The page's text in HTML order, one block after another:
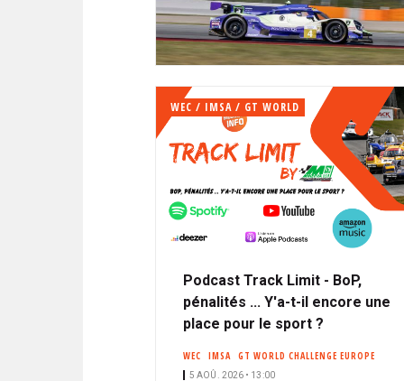
C
I
P
A
E
A
N
WEC / IMSA / GT WORLD
Podcast Track Limit - BoP,
pénalités ... Y'a-t-il encore une
place pour le sport ?
WEC IMSA GT WORLD CHALLENGE EUROPE
5 AOÛ. 2026 • 13:00